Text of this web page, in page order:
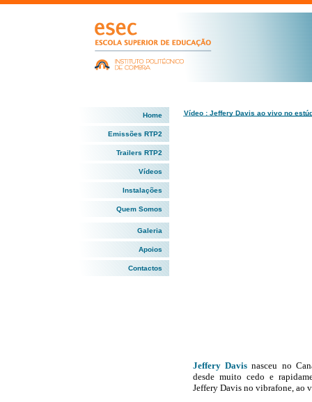
Home
Emissões RTP2
Trailers RTP2
Vídeos
Instalações
Quem Somos
Galeria
Apoios
Contactos
Vídeo : Jeffery Davis ao vivo no
Jeffery Davis nasceu no
desde muito cedo e
Jeffery Davis no vibrafone, ao